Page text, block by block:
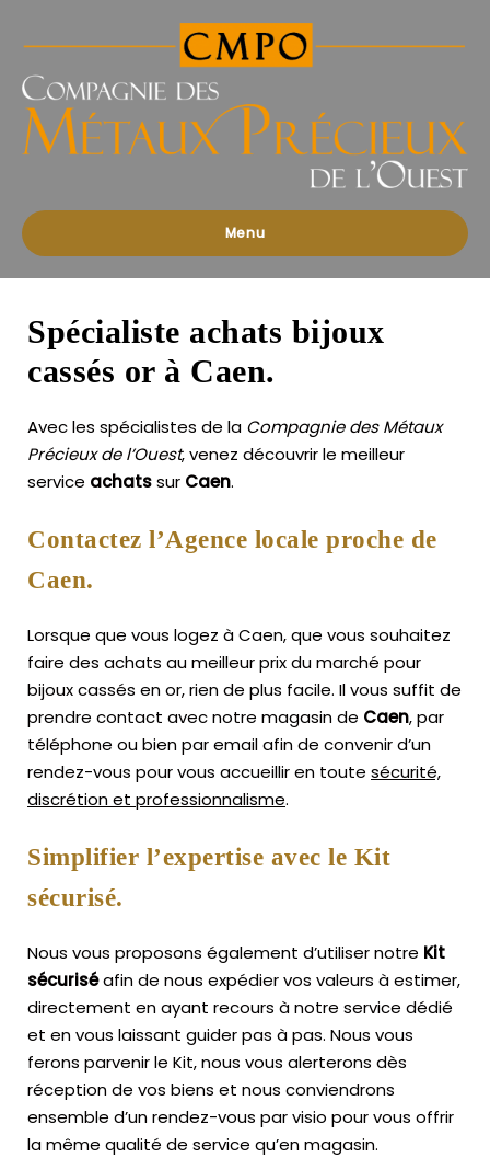
des
Précieux
l'Ouest
Menu
Spécialiste achats bijoux
cassés or à Caen.
Avec les spécialistes de la Compagnie des Métaux
Précieux de l’Ouest, venez découvrir le meilleur
service achatssur Caen.
Contactez l’Agence locale proche de
Caen.
Lorsque que vous logez à Caen, que vous souhaitez
faire des achats au meilleur prix du marché pour
bijoux cassés en or, rien de plus facile. Il vous suffit de
prendre contact avec notre magasin de Caen, par
téléphone ou bien par email afin de convenir d’un
rendez-vous pour vous accueillir en toute sécurité,
discrétion et professionnalisme.
Simplifier l’expertise avec le Kit
sécurisé.
Nous vous proposons également d’utiliser notre Kit
sécuriséafin de nous expédier vos valeurs à estimer,
directement en ayant recours à notre service dédié
et en vous laissant guider pas à pas. Nous vous
ferons parvenir le Kit, nous vous alerterons dès
réception de vos biens et nous conviendrons
ensemble d’un rendez-vous par visio pour vous offrir
la même qualité de service qu’en magasin.